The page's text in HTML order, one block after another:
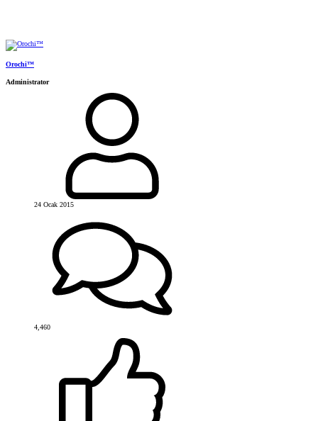
Orochi™
Administrator
24 Ocak 2015
4,460